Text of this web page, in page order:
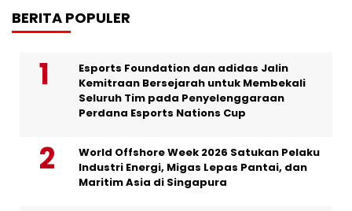
BERITA POPULER
Esports Foundation dan adidas Jalin
Kemitraan Bersejarah untuk Membekali
Seluruh Tim pada Penyelenggaraan
Perdana Esports Nations Cup
World Offshore Week 2026 Satukan Pelaku
Industri Energi, Migas Lepas Pantai, dan
Maritim Asia di Singapura